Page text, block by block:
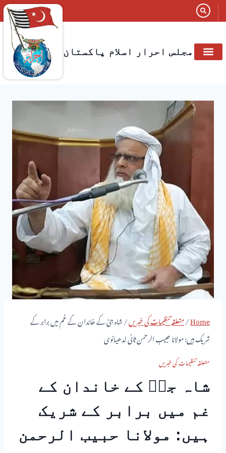
مجلس احرار اسلام پاکستان
Home
/متعلقہ تنظیمات کی خبریں/شاہ جیؒ کے خاندان کے غم میں برابر کے
شریک ہیں: مولانا حبیب الرحمن ثانی لدھیانوی
متعلقہ تنظیمات کی خبریں
شاہ جیؒ کے خاندان کے
غم میں برابر کے شریک
ہیں: مولانا حبیب الرحمن